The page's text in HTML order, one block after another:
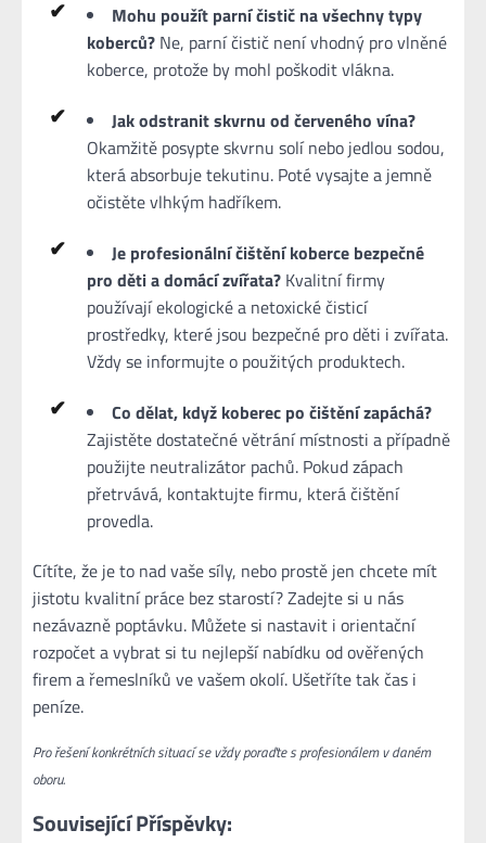
Mohu použít parní čistič na všechny typy
koberců? Ne, parní čistič není vhodný pro vlněné
koberce, protože by mohl poškodit vlákna.
Jak odstranit skvrnu od červeného vína?
Okamžitě posypte skvrnu solí nebo jedlou sodou,
která absorbuje tekutinu. Poté vysajte a jemně
očistěte vlhkým hadříkem.
Je profesionální čištění koberce bezpečné
pro děti a domácí zvířata? Kvalitní firmy
používají ekologické a netoxické čisticí
prostředky, které jsou bezpečné pro děti i zvířata.
Vždy se informujte o použitých produktech.
Co dělat, když koberec po čištění zapáchá?
Zajistěte dostatečné větrání místnosti a případně
použijte neutralizátor pachů. Pokud zápach
přetrvává, kontaktujte firmu, která čištění
provedla.
Cítíte, že je to nad vaše síly, nebo prostě jen chcete mít
jistotu kvalitní práce bez starostí? Zadejte si u nás
nezávazně poptávku. Můžete si nastavit i orientační
rozpočet a vybrat si tu nejlepší nabídku od ověřených
firem a řemeslníků ve vašem okolí. Ušetříte tak čas i
peníze.
Pro řešení konkrétních situací se vždy poraďte s profesionálem v daném
oboru.
Související Příspěvky: